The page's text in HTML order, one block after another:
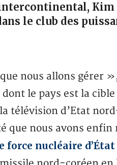
Kim
le club des
nous allons gérer
le pays est la
télévision d’Etat
que nous avons enfin
force nucléaire d’État